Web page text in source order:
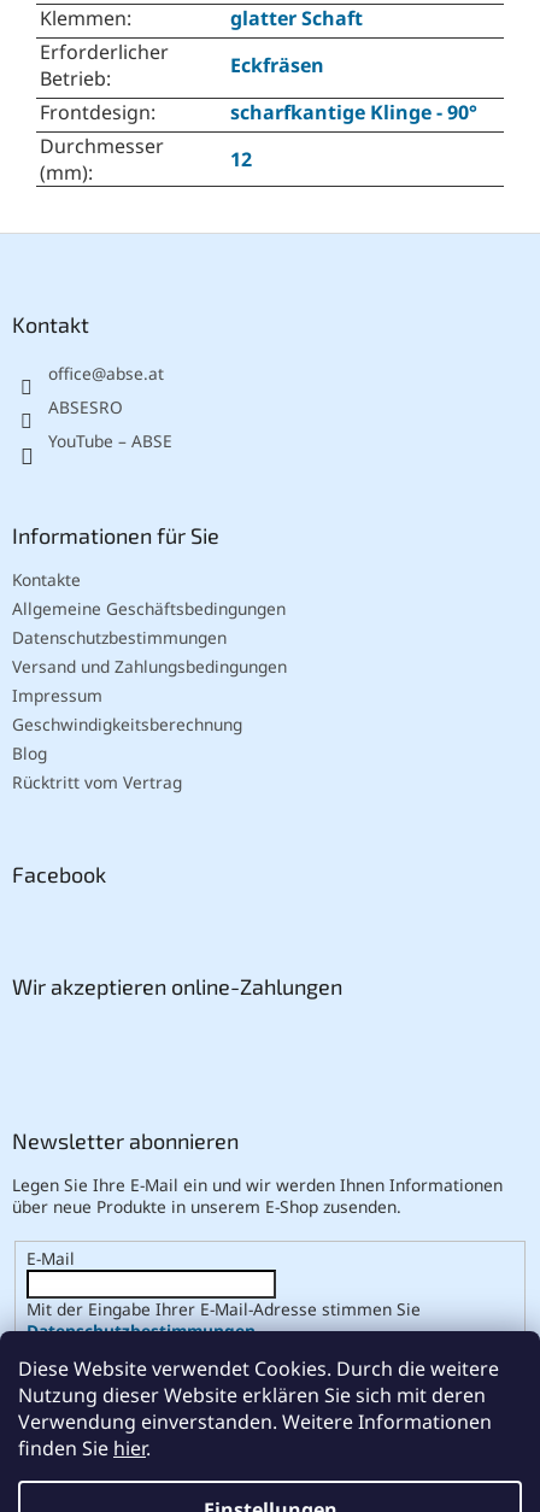
Diese Website verwendet Cookies. Durch die weitere
Nutzung dieser Website erklären Sie sich mit deren
Verwendung einverstanden. Weitere Informationen
finden Sie hier.
Klemmen:
glatter Schaft
Erforderlicher
Betrieb:
Eckfräsen
Frontdesign:
scharfkantige Klinge - 90°
Durchmesser
(mm): 12
Kontakt
office@abse.at
ABSESRO
YouTube – ABSE
Informationen für Sie
Kontakte
Allgemeine Geschäftsbedingungen
Datenschutzbestimmungen
Versand und Zahlungsbedingungen
Impressum
Geschwindigkeitsberechnung
Blog
Rücktritt vom Vertrag
Facebook
Wir akzeptieren online-Zahlungen
Newsletter abonnieren
Legen Sie Ihre E-Mail ein und wir werden Ihnen Informationen
über neue Produkte in unserem E-Shop zusenden.
E-Mail
Mit der Eingabe Ihrer E-Mail-Adresse stimmen Sie
Datenschutzbestimmungen.
ANMELDEN